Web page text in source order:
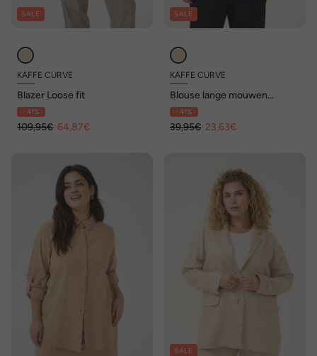
SALE
KAFFE CURVE
Blazer Loose fit
- 41%
109,95€ 64,87€
SALE
KAFFE CURVE
Blouse lange mouwen
Regular fit
- 41%
39,95€ 23,63€
SALE